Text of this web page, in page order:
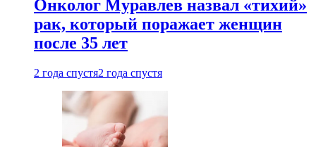
Онколог Муравлев назвал «тихий»
рак, который поражает женщин
после 35 лет
2 года спустя2 года спустя